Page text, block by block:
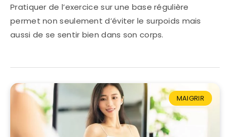
Pratiquer de l’exercice sur une base régulière
permet non seulement d’éviter le surpoids mais
aussi de se sentir bien dans son corps.
MAIGRIR